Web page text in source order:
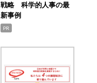
戦略 科学的人事の最
新事例
PR